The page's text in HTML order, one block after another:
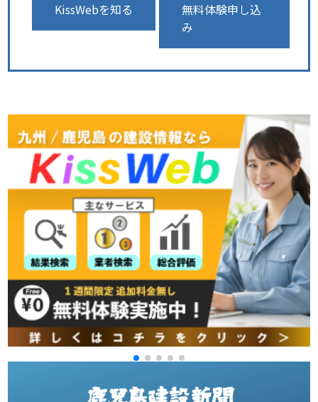
KissWebを知る
無料体験申し込
み